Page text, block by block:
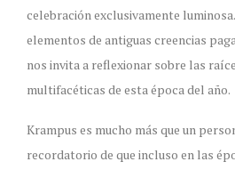
celebración exclusivamente
elementos de antiguas creencias
nos invita a reflexionar sobre las
multifacéticas de esta época del año.
Krampus es mucho más que un
recordatorio de que incluso en las